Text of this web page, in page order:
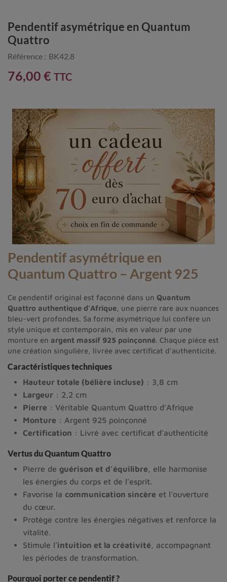
Pendentif asymétrique en Quantum
Quattro
Référence : BK42.8
76,00 € TTC
Pendentif asymétrique en
Quantum Quattro – Argent 925
Ce pendentif original est façonné dans un Quantum
Quattro authentique d’Afrique , une pierre rare aux nuances
bleu-vert profondes. Sa forme asymétrique lui confère un
style unique et contemporain, mis en valeur par une
monture en argent massif 925 poinçonné. Chaque pièce est
une création singulière, livrée avec certificat d’authenticité.
Caractéristiques techniques
Hauteur totale (bélière incluse) : 3,8 cm
Largeur : 2,2 cm
Pierre : Véritable Quantum Quattro d’Afrique
Monture : Argent 925 poinçonné
Certification : Livré avec certificat d’authenticité
Vertus du Quantum Quattro
Pierre de guérison et d’équilibre , elle harmonise
les énergies du corps et de l’esprit.
Favorise la communication sincère et l’ouverture
du cœur.
Protège contre les énergies négatives et renforce la
vitalité.
Stimule l’intuition et la créativité , accompagnant
les périodes de transformation.
Pourquoi porter ce pendentif ?